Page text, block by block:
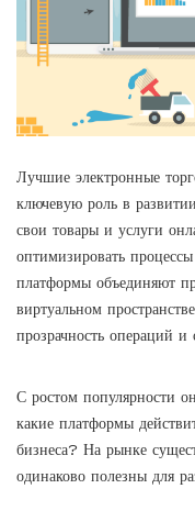
Лучшие электронные
ключевую роль в
свои товары и услуги
оптимизировать
платформы объединяют
виртуальном
прозрачность операций
С ростом популярности
какие платформы
бизнеса? На рынке
одинаково полезны для